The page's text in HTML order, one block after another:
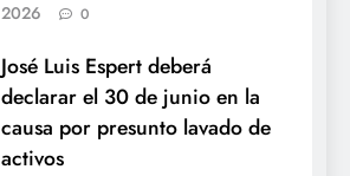
2026
0
José Luis Espert deberá
declarar el 30 de junio en la
causa por presunto lavado de
activos